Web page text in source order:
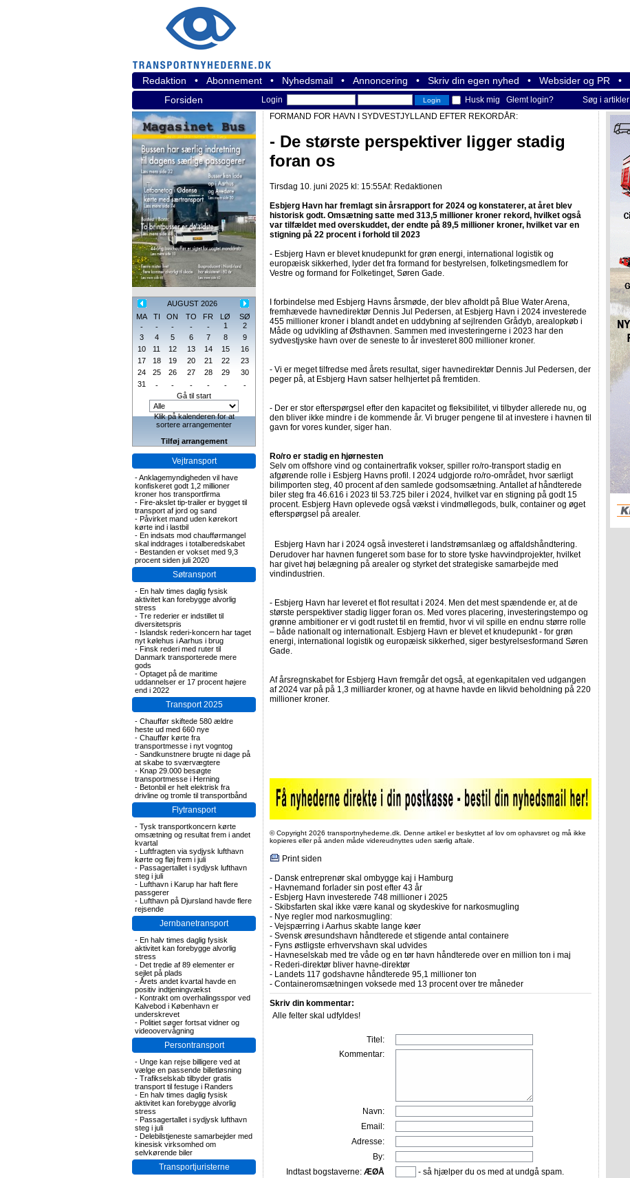
Redaktion • Abonnement • Nyhedsmail • Annoncering • Skriv din egen nyhed • Websider og PR •
Forsiden
Login Husk mig Glemt login? Søg i artikler
AUGUST 2026
MA
TI ON TO FR LØ
SØ
-
- - - - 1
2
3
4 5 6 7 8
9
10
11 12 13 14 15
16
17
18 19 20 21 22
23
24
25 26 27 28 29
30
31
- - - - -
-
Gå til start
Klik på kalenderen for at
sortere arrangementer
Tilføj arrangement
Vejtransport
-Anklagemyndigheden vil have
konfiskeret godt 1,2 millioner
kroner hos transportfirma
- Fire-akslet tip-trailer er bygget til
transport af jord og sand
- Påvirket mand uden kørekort
kørte ind i lastbil
- En indsats mod chaufførmangel
skal inddrages i totalberedskabet
- Bestanden er vokset med 9,3
procent siden juli 2020
Søtransport
- En halv times daglig fysisk
aktivitet kan forebygge alvorlig
stress
- Tre rederier er indstillet til
diversitetspris
- Islandsk rederi-koncern har taget
nyt kølehus i Aarhus i brug
- Finsk rederi med ruter til
Danmark transporterede mere
gods
- Optaget på de maritime
uddannelser er 17 procent højere
end i 2022
Transport 2025
- Chauffør skiftede 580 ældre
heste ud med 660 nye
- Chauffør kørte fra
transportmesse i nyt vogntog
- Sandkunstnere brugte ni dage på
at skabe to sværvægtere
- Knap 29.000 besøgte
transportmesse i Herning
- Betonbil er helt elektrisk fra
drivline og tromle til transportbånd
Flytransport
- Tysk transportkoncern kørte
omsætning og resultat frem i andet
kvartal
- Luftfragten via sydjysk lufthavn
kørte og fløj frem i juli
- Passagertallet i sydjysk lufthavn
steg i juli
- Lufthavn i Karup har haft flere
passgerer
- Lufthavn på Djursland havde flere
rejsende
Jernbanetransport
- En halv times daglig fysisk
aktivitet kan forebygge alvorlig
stress
- Det tredie af 89 elementer er
sejlet på plads
- Årets andet kvartal havde en
positiv indtjeningvækst
- Kontrakt om overhalingsspor ved
Kalvebod i København er
underskrevet
- Politiet søger fortsat vidner og
videoovervågning
Persontransport
- Unge kan rejse billigere ved at
vælge en passende billetløsning
- Trafikselskab tilbyder gratis
transport til festuge i Randers
- En halv times daglig fysisk
aktivitet kan forebygge alvorlig
stress
- Passagertallet i sydjysk lufthavn
steg i juli
- Delebilstjeneste samarbejder med
kinesisk virksomhed om
selvkørende biler
Transportjuristerne
FORMAND FOR HAVN I SYDVESTJYLLAND EFTER REKORDÅR:
- De største perspektiver ligger stadig
foran os
Tirsdag 10. juni 2025 kl: 15:55Af: Redaktionen
Esbjerg Havn har fremlagt sin årsrapport for 2024 og konstaterer, at året blev
historisk godt. Omsætning satte med 313,5 millioner kroner rekord, hvilket også
var tilfældet med overskuddet, der endte på 89,5 millioner kroner, hvilket var en
stigning på 22 procent i forhold til 2023
- Esbjerg Havn er blevet knudepunkt for grøn energi, international logistik og
europæisk sikkerhed, lyder det fra formand for bestyrelsen, folketingsmedlem for
Vestre og formand for Folketinget, Søren Gade.
I forbindelse med Esbjerg Havns årsmøde, der blev afholdt på Blue Water Arena,
fremhævede havnedirektør Dennis Jul Pedersen, at Esbjerg Havn i 2024 investerede
455 millioner kroner i blandt andet en uddybning af sejlrenden Grådyb, arealopkøb i
Måde og udvikling af Østhavnen. Sammen med investeringerne i 2023 har den
sydvestjyske havn over de seneste to år investeret 800 millioner kroner.
- Vi er meget tilfredse med årets resultat, siger havnedirektør Dennis Jul Pedersen, der
peger på, at Esbjerg Havn satser helhjertet på fremtiden.
- Der er stor efterspørgsel efter den kapacitet og fleksibilitet, vi tilbyder allerede nu, og
den bliver ikke mindre i de kommende år. Vi bruger pengene til at investere i havnen til
gavn for vores kunder, siger han.
Ro/ro er stadig en hjørnesten
Selv om offshore vind og containertrafik vokser, spiller ro/ro-transport stadig en
afgørende rolle i Esbjerg Havns profil. I 2024 udgjorde ro/ro-området, hvor særligt
bilimporten steg, 40 procent af den samlede godsomsætning. Antallet af håndterede
biler steg fra 46.616 i 2023 til 53.725 biler i 2024, hvilket var en stigning på godt 15
procent. Esbjerg Havn oplevede også vækst i vindmøllegods, bulk, container og øget
efterspørgsel på arealer.
Esbjerg Havn har i 2024 også investeret i landstrømsanlæg og affaldshåndtering.
Derudover har havnen fungeret som base for to store tyske havvindprojekter, hvilket
har givet høj belægning på arealer og styrket det strategiske samarbejde med
vindindustrien.
- Esbjerg Havn har leveret et flot resultat i 2024. Men det mest spændende er, at de
største perspektiver stadig ligger foran os. Med vores placering, investeringstempo og
grønne ambitioner er vi godt rustet til en fremtid, hvor vi vil spille en endnu større rolle
– både nationalt og internationalt. Esbjerg Havn er blevet et knudepunkt - for grøn
energi, international logistik og europæisk sikkerhed, siger bestyrelsesformand Søren
Gade.
Af årsregnskabet for Esbjerg Havn fremgår det også, at egenkapitalen ved udgangen
af 2024 var på på 1,3 milliarder kroner, og at havne havde en likvid beholdning på 220
millioner kroner.
© Copyright 2026 transportnyhederne.dk. Denne artikel er beskyttet af lov om ophavsret og må ikke
kopieres eller på anden måde videreudnyttes uden særlig aftale.
Print siden
- Dansk entreprenør skal ombygge kaj i Hamburg
- Havnemand forlader sin post efter 43 år
- Esbjerg Havn investerede 748 millioner i 2025
- Skibsfarten skal ikke være kanal og skydeskive for narkosmugling
- Nye regler mod narkosmugling:
- Vejspærring i Aarhus skabte lange køer
- Svensk øresundshavn håndterede et stigende antal containere
- Fyns østligste erhvervshavn skal udvides
- Havneselskab med tre våde og en tør havn håndterede over en million ton i maj
- Rederi-direktør bliver havne-direktør
- Landets 117 godshavne håndterede 95,1 millioner ton
- Containeromsætningen voksede med 13 procent over tre måneder
Skriv din kommentar:
Alle felter skal udfyldes!
Titel:
Kommentar:
Navn:
Email:
Adresse:
By:
Indtast bogstaverne: ÆØÅ - så hjælper du os med at undgå spam.